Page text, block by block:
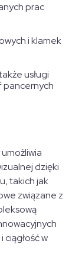
prac
i klamek
usługi
pancernych
dzięki
takich jak
związane z
ciągłość w